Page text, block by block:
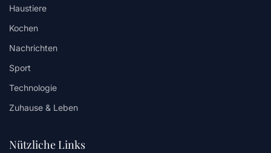
Haustiere
Kochen
Nachrichten
Sport
Technologie
Zuhause & Leben
Nützliche Links